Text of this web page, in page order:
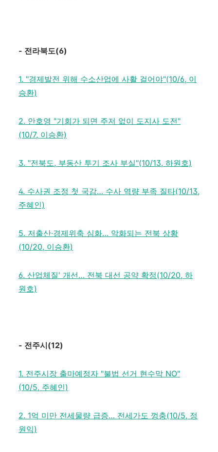
- 전라북도(6)
1. "경제발전 위해 수소산업에 사활 걸어야"(10/6, 이
승환)
2. 안호영 "기회가 되면 주저 없이 도지사 도전"
(10/7, 이승환)
3. "전북도, 부동산 투기 조사 부실"(10/13, 하원호)
4. 수사권 조정 첫 국감… 수사 역량 부족 질타(10/13,
주혜인)
5. 저출산·경제위축 심화… 악화되는 전북 상황
(10/20, 이승환)
6. 산업체질' 개선… 전북 대선 공약 확정(10/20, 하
원호)
- 전주시(12)
1. 전주시장 출마예정자 "불법 선거 현수막 NO"
(10/5, 주혜인)
2. 1억 미만 전세물량 급증… 전세가도 껑충(10/5, 정
원익)